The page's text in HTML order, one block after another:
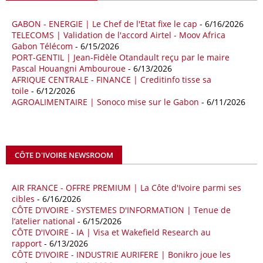
quatre premiers mois de 2025.
09/05/26 ITALIE - LIBYE
Les deux pays veulent accélérer leurs projets gaziers communs, afin
de sécuriser davantage les approvisionnements énergétiques en
Méditerranée, dans un contexte marqué par des tensions
géopolitiques internationales et des perturbations sur le marché
mondial du gaz. Réunis à Rome le jeudi 7 mai, la Première ministre
coopération et les investissements dans le secteur énergétique. Cette
séquence survient alors que Rome cherche à réduire son exposition
18/04/26 ALGERIE - BP
La multinationale BP signe son retour en Algérie où un permis de
prospection d’hydrocarbures dans le bassin oriental lui a été attribué
par l’Agence nationale pour la valorisation des ressources en
hydrocarbures (ALNAFT). L’information rendue publique mercredi 15
avril par l’institution, intervient dans le cadre de sa politique de relance
GABON - ENERGIE | Le Chef de l'Etat fixe le cap - 6/16/2026
TELECOMS | Validation de l'accord Airtel - Moov Africa
Gabon Télécom - 6/15/2026
PORT-GENTIL | Jean-Fidèle Otandault reçu par le maire
Pascal Houangni Ambouroue - 6/13/2026
AFRIQUE CENTRALE - FINANCE | Creditinfo tisse sa
toile - 6/12/2026
AGROALIMENTAIRE | Sonoco mise sur le Gabon - 6/11/2026
CÔTE D'IVOIRE NEWSROOM
AIR FRANCE - OFFRE PREMIUM | La Côte d'Ivoire parmi ses
cibles - 6/16/2026
CÔTE D'IVOIRE - SYSTEMES D'INFORMATION | Tenue de
l’atelier national - 6/15/2026
CÔTE D'IVOIRE - IA | Visa et Wakefield Research au
rapport - 6/13/2026
CÔTE D'IVOIRE - INDUSTRIE AURIFERE | Bonikro joue les